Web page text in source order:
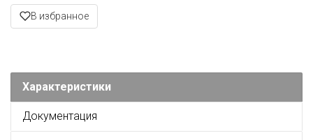
В избранное
Характеристики
Документация